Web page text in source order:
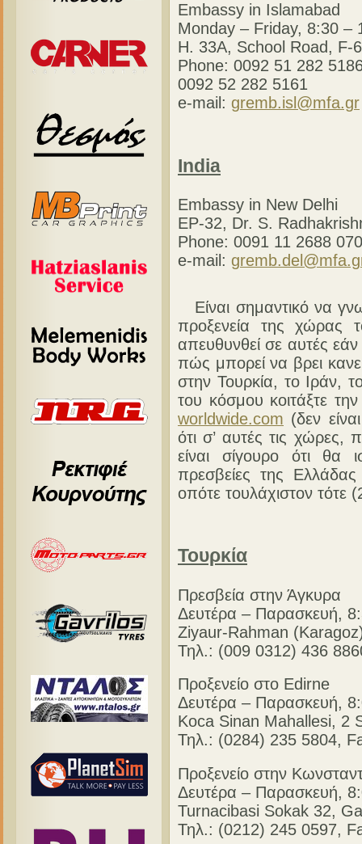
Embassy in Islamabad
Monday – Friday, 8:30 –
H. 33A, School Road, F-
Phone: 0092 51 282
0092 52 282 5161
e-mail: gremb.isl@mfa.gr
India
Embassy in New Delhi
EP-32, Dr. S.
Phone: 0091 11 2688
e-mail:
Είναι σημαντικό να
προξενεία της χώρας
απευθυνθεί σε αυτές
πώς μπορεί να βρει
στην Τουρκία, το Ιράν,
του κόσμου κοιτάξτε
worldwide.com (δεν
ότι σ’ αυτές τις χώρες,
είναι σίγουρο ότι θα
πρεσβείες της Ελλάδας
οπότε τουλάχιστον τότε
Τουρκία
Πρεσβεία στην Άγκυρα
Δευτέρα – Παρασκευή,
Ziyaur-Rahman
Τηλ.: (009 0312) 436
Προξενείο στο Edirne
Δευτέρα – Παρασκευή,
Koca Sinan Mahallesi, 2
Τηλ.: (0284) 235 5804,
Προξενείο στην
Δευτέρα – Παρασκευή,
Turnacibasi Sokak 32,
Τηλ.: (0212) 245 0597,